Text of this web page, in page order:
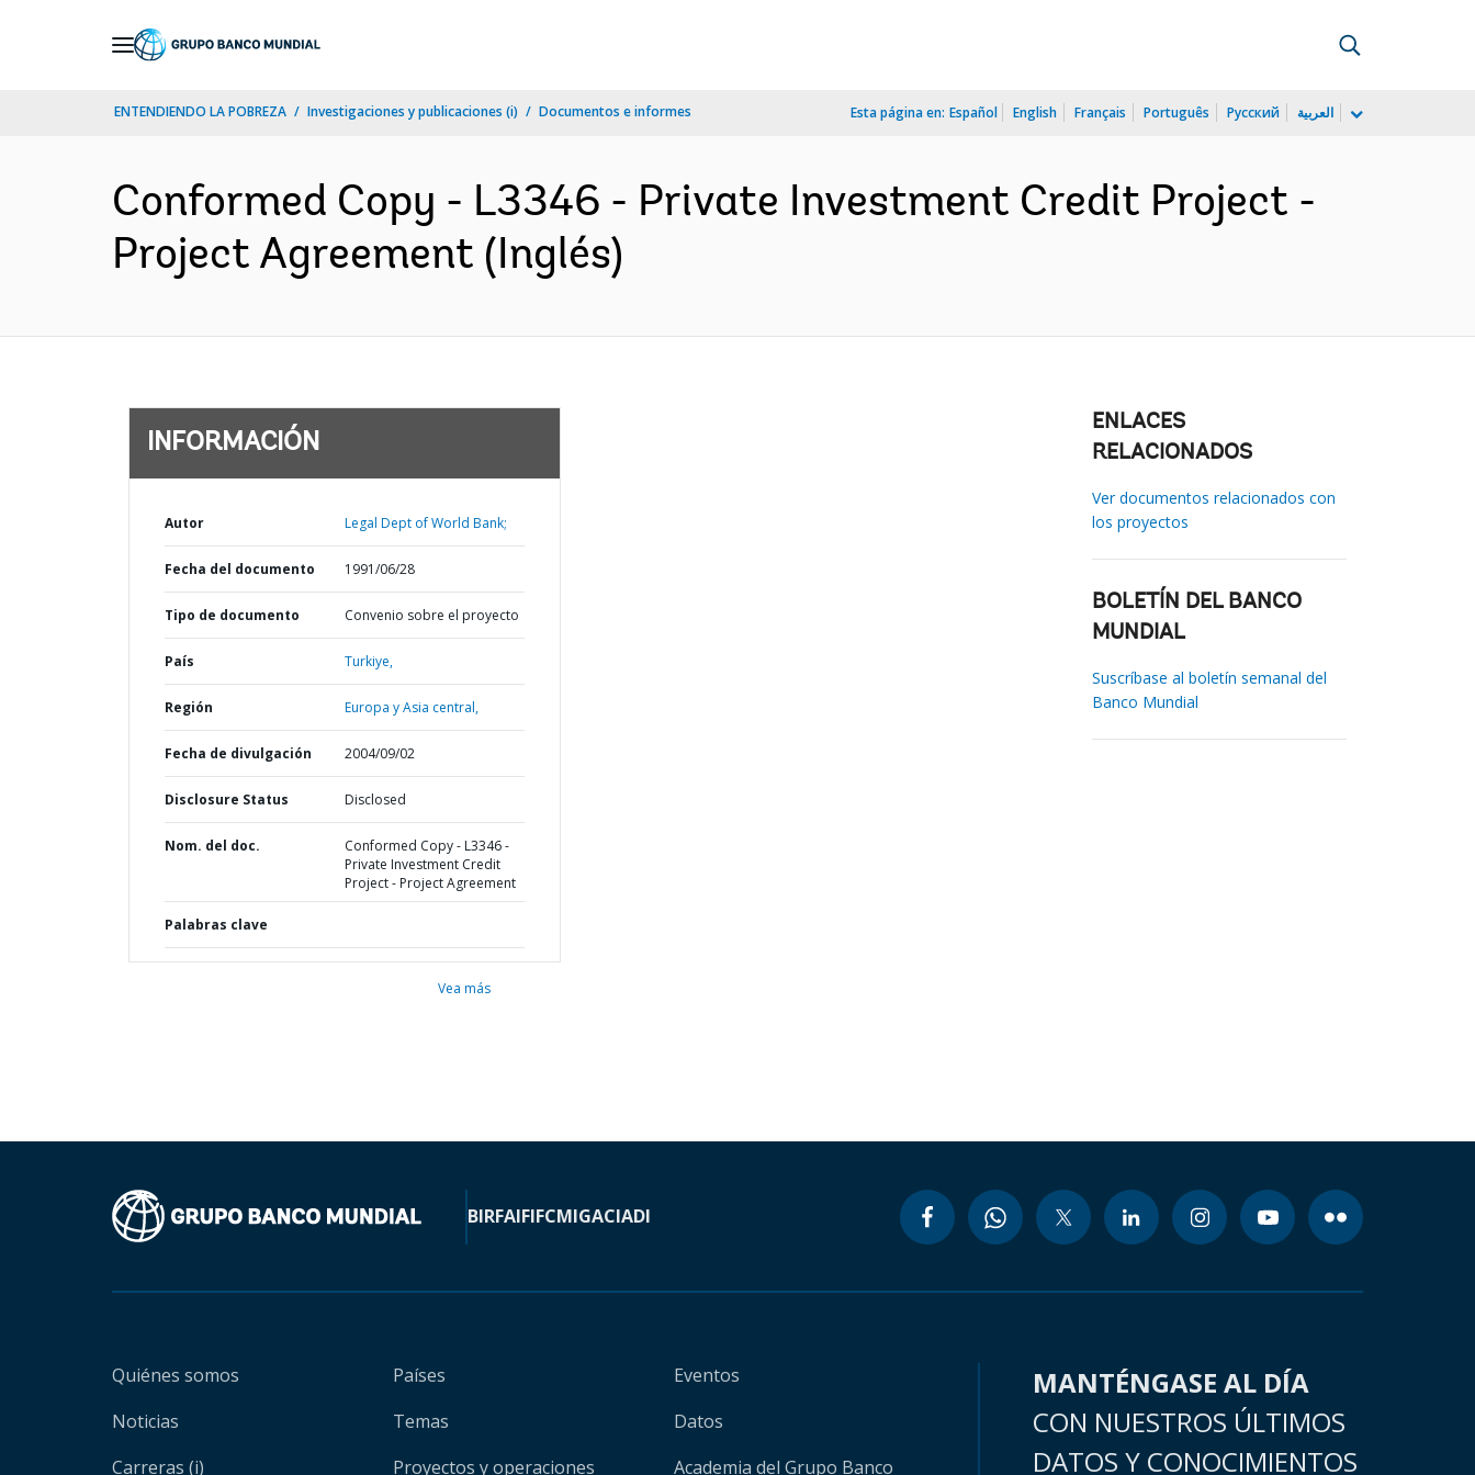
ENTENDIENDO LA POBREZA Investigaciones y publicaciones (i) Documentos e informes Esta página en: Español English Français Português Русский العربية
Conformed Copy - L3346 - Private Investment Credit Project -
Project Agreement (Inglés)
INFORMACIÓN
Autor Legal Dept of World Bank;
Fecha del documento 1991/06/28
Tipo de documento Convenio sobre el proyecto
País Turkiye,
Región Europa y Asia central,
Fecha de divulgación 2004/09/02
Disclosure Status Disclosed
Nom. del doc.
Conformed Copy - L3346 -
Private Investment Credit
Project - Project Agreement
Palabras clave
Vea más
ENLACES
RELACIONADOS
Ver documentos relacionados con
los proyectos
BOLETÍN DEL BANCO
MUNDIAL
Suscríbase al boletín semanal del
Banco Mundial
BIRFAIFIFCMIGACIADI
Quiénes somos
Noticias
Carreras (i)
Países
Temas
Proyectos y operaciones
Eventos
Datos
Academia del Grupo Banco
MANTÉNGASE AL DÍA
CON NUESTROS ÚLTIMOS
DATOS Y CONOCIMIENTOS